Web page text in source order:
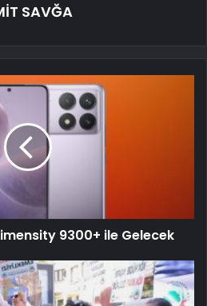
SAVĞA
9300+ ile Gelecek